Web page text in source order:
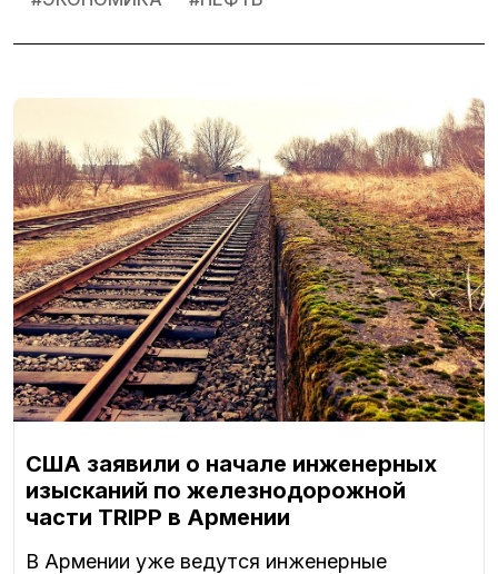
США заявили о начале инженерных
изысканий по железнодорожной
части TRIPP в Армении
В Армении уже ведутся инженерные